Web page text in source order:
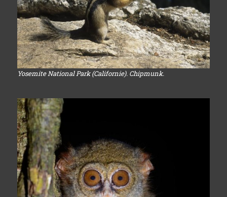
Yosemite National Park (Californie). Chipmunk.